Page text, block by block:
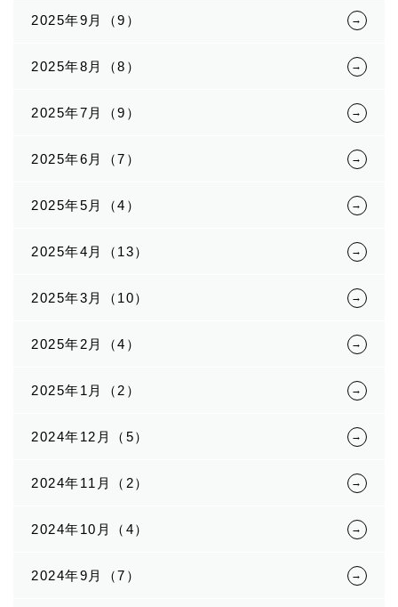
2025年9月（9）
2025年8月（8）
2025年7月（9）
2025年6月（7）
2025年5月（4）
2025年4月（13）
2025年3月（10）
2025年2月（4）
2025年1月（2）
2024年12月（5）
2024年11月（2）
2024年10月（4）
2024年9月（7）